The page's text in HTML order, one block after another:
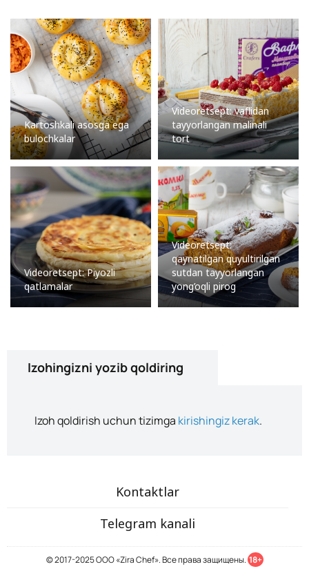
Kartoshkali asosga ega
bulochkalar
Videoretsept: vaflidan
tayyorlangan malinali
tort
Videoretsept: Piyozli
qatlamalar
Videoretsept:
qaynatilgan quyultirilgan
sutdan tayyorlangan
yong’oqli pirog
Izohingizni yozib qoldiring
Izoh qoldirish uchun tizimga kirishingiz kerak.
Kontaktlar
Telegram kanali
© 2017-2025 ООО «Zira Chef». Все права защищены. 18+